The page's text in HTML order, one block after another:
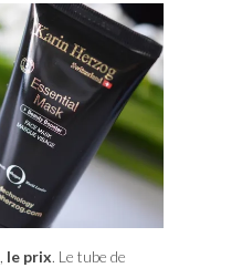
le prix. Le tube de